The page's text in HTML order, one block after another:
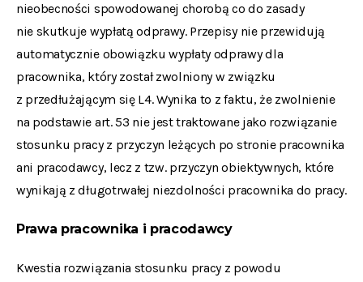
nieobecności spowodowanej chorobą co do zasady
nie skutkuje wypłatą odprawy. Przepisy nie przewidują
automatycznie obowiązku wypłaty odprawy dla
pracownika, który został zwolniony w związku
z przedłużającym się L4. Wynika to z faktu, że zwolnienie
na podstawie art. 53 nie jest traktowane jako rozwiązanie
stosunku pracy z przyczyn leżących po stronie pracownika
ani pracodawcy, lecz z tzw. przyczyn obiektywnych, które
wynikają z długotrwałej niezdolności pracownika do pracy.
Prawa pracownika i pracodawcy
Kwestia rozwiązania stosunku pracy z powodu